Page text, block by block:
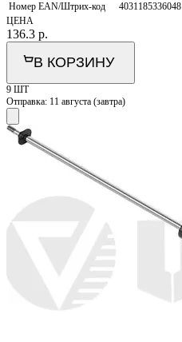
Номер EAN/Штрих-код
4031185336048
ЦЕНА
136.3 р.
В КОРЗИНУ
9 ШТ
Отправка: 11 августа (завтра)